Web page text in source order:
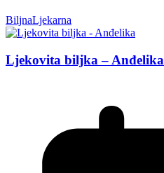
BiljnaLjekarna
Ljekovita biljka – Anđelika